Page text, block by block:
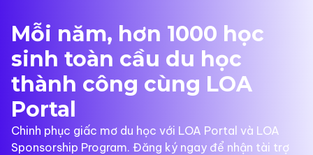
Mỗi năm, hơn 1000 học
sinh toàn cầu du học
thành công cùng LOA
Portal
Chinh phục giấc mơ du học với LOA Portal và LOA
Sponsorship Program. Đăng ký ngay để nhận tài trợ